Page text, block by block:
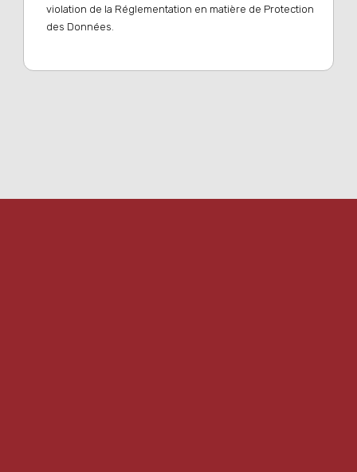
violation de la Réglementation en matière de Protection
des Données.